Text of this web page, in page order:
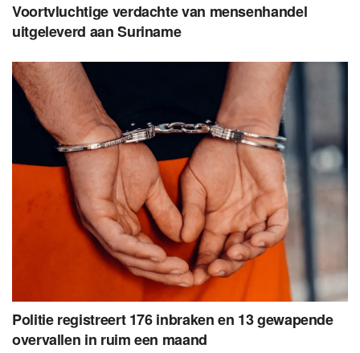
Voortvluchtige verdachte van mensenhandel
uitgeleverd aan Suriname
Politie registreert 176 inbraken en 13 gewapende
overvallen in ruim een maand